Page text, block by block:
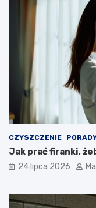
CZYSZCZENIE
Jak prać firanki,
24 lipca 2026